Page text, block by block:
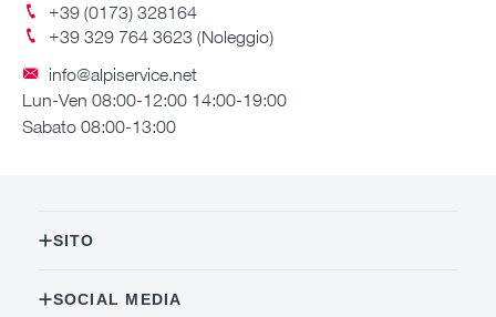
+39 (0173) 328164
+39 329 764 3623 (Noleggio)
info@alpiservice.net
Lun-Ven 08:00-12:00 14:00-19:00
Sabato 08:00-13:00
SITO
SOCIAL MEDIA